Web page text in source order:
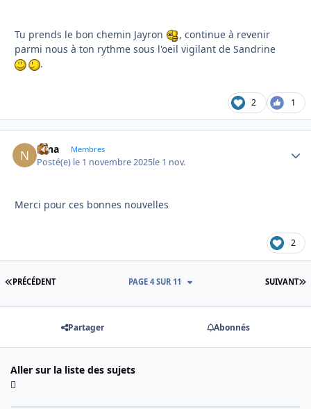
Tu prends le bon chemin Jayron
, continue à revenir
parmi nous à ton rythme sous l'oeil vigilant de Sandrine
.
2 1
Nina Membres
Posté(e) le 1 novembre 2025le 1 nov.
Merci pour ces bonnes nouvelles
2
PREMIÈRE PAGE
PRÉCÉDENT SUIVANT
PAGE 4 SUR 11
Partager Abonnés
Aller sur la liste des sujets